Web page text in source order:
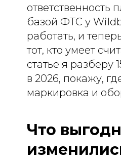
базой ФТС у
работать, и
тот, кто умеет
статье я
в 2026, покажу,
маркировка и
Что